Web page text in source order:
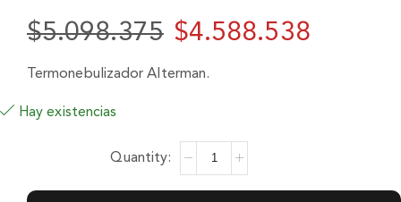
$5.098.375 $4.588.538
Termonebulizador Alterman.
Hay existencias